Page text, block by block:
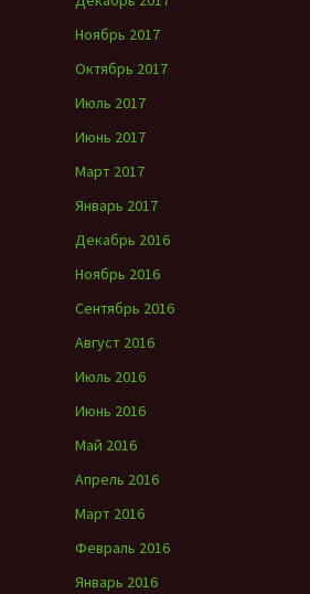
Ноябрь 2017
Октябрь 2017
Июль 2017
Июнь 2017
Март 2017
Январь 2017
Декабрь 2016
Ноябрь 2016
Сентябрь 2016
Август 2016
Июль 2016
Июнь 2016
Май 2016
Апрель 2016
Март 2016
Февраль 2016
Январь 2016